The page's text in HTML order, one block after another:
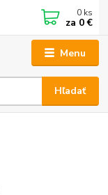
Menu
Hľadať
0 ks
za 0 €